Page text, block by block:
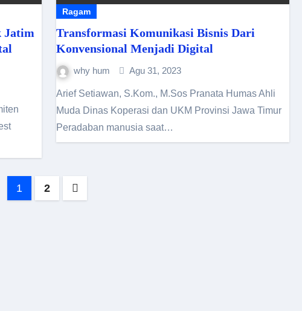
Jatim
Ragam
Transformasi Komunikasi Bisnis Dari
Konvensional Menjadi Digital
why hum Agu 31, 2023
Arief Setiawan, S.Kom., M.Sos Pranata Humas Ahli
Muda Dinas Koperasi dan UKM Provinsi Jawa Timur
Peradaban manusia saat…
Paginasi
1 2